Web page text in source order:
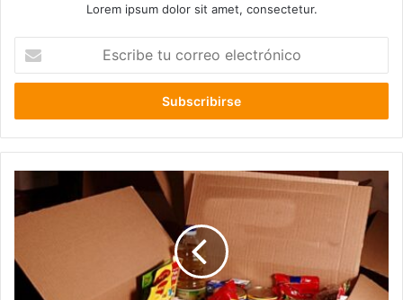
Lorem ipsum dolor sit amet, consectetur.
correo
Municipio
de
250